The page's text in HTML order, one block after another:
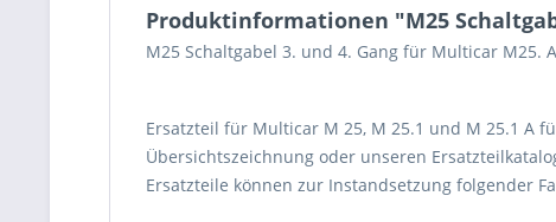
Produktinformationen "M25
M25 Schaltgabel 3. und 4. Gang für Multicar M25.
Ersatzteil für Multicar M 25, M 25.1 und M 25.1 A
Übersichtszeichnung oder unseren
Ersatzteile können zur Instandsetzung folgender